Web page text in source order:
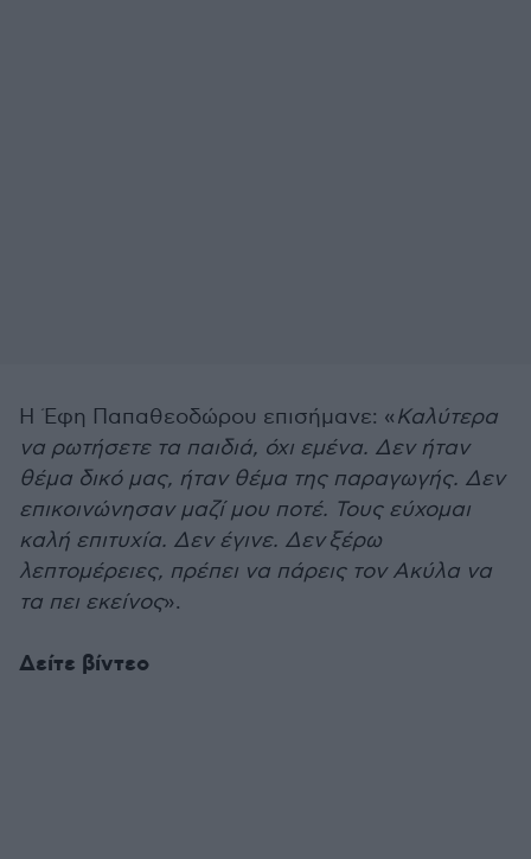
Η Έφη Παπαθεοδώρου επισήμανε: «Καλύτερα
να ρωτήσετε τα παιδιά, όχι εμένα. Δεν ήταν
θέμα δικό μας, ήταν θέμα της παραγωγής. Δεν
επικοινώνησαν μαζί μου ποτέ. Τους εύχομαι
καλή επιτυχία. Δεν έγινε. Δεν ξέρω
λεπτομέρειες, πρέπει να πάρεις τον Ακύλα να
τα πει εκείνος».
Δείτε βίντεο